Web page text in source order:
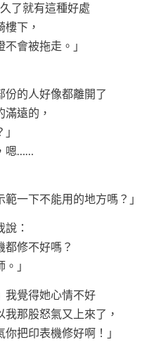
了就有這種好處
下，
會被拖走。」
份的人好像都離開了
遠的，
嗯……
範一下不能用的地方嗎？」
：
都修不好嗎？
」
我覺得她心情不好
那股怒氣又上來了，
把印表機修好啊！」